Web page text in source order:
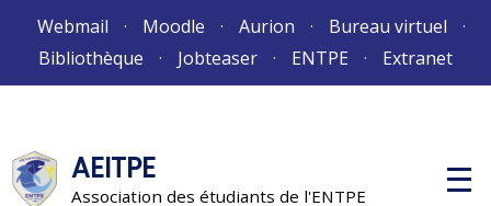
Webmail Moodle Aurion
Bureau virtuel
Bibliothèque
Jobteaser ENTPE Extranet
AEITPE
Association des étudiants de l'ENTPE
M
e